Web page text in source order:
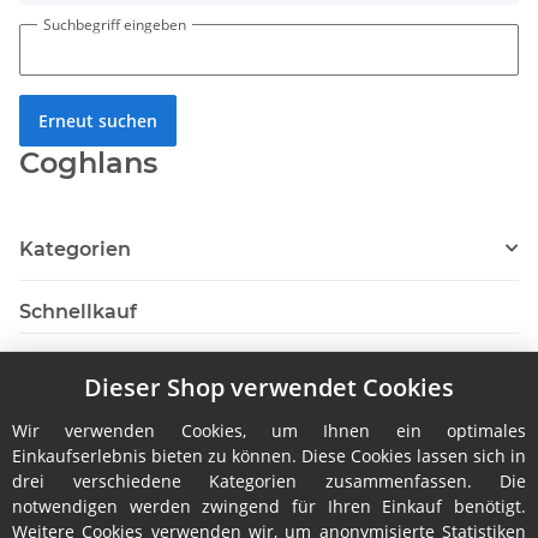
Suchbegriff eingeben
Erneut suchen
Coghlans
Kategorien
Schnellkauf
Hersteller
Dieser Shop verwendet Cookies
Wir verwenden Cookies, um Ihnen ein optimales
Einkaufserlebnis bieten zu können. Diese Cookies lassen sich in
drei verschiedene Kategorien zusammenfassen. Die
notwendigen werden zwingend für Ihren Einkauf benötigt.
Weitere Cookies verwenden wir, um anonymisierte Statistiken